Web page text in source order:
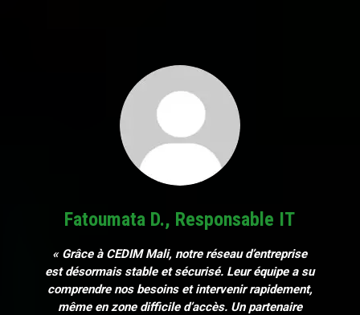
Fatoumata D., Responsable IT
« Grâce à CEDIM Mali, notre réseau d’entreprise
est désormais stable et sécurisé. Leur équipe a su
comprendre nos besoins et intervenir rapidement,
même en zone difficile d’accès. Un partenaire